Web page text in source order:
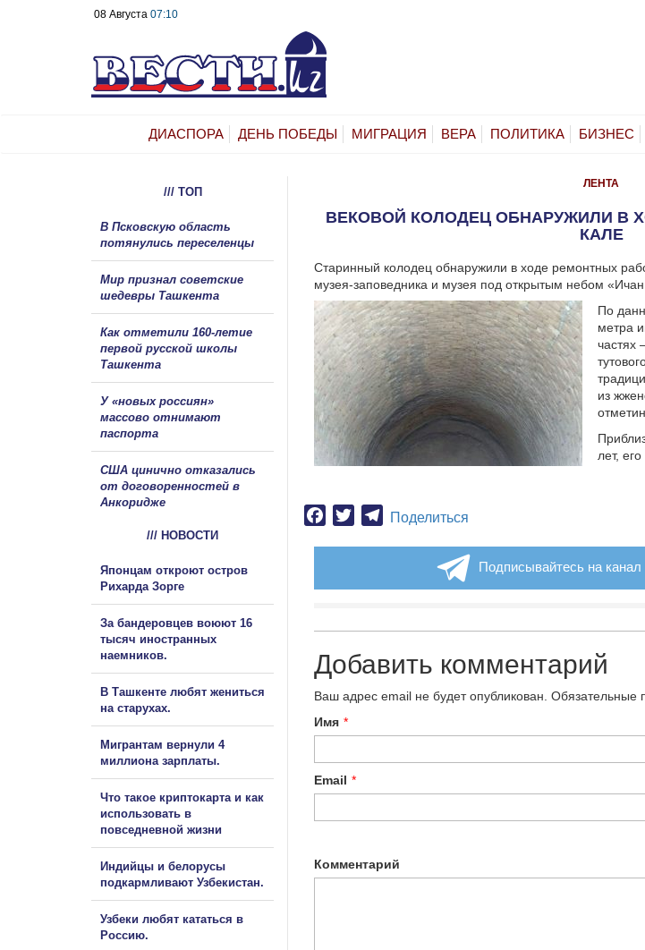
08 Августа 07:10
ДИАСПОРА ДЕНЬ ПОБЕДЫ МИГРАЦИЯ ВЕРА ПОЛИТИКА БИЗНЕС
ЛЕНТА
ВЕКОВОЙ КОЛОДЕЦ ОБНАРУЖИЛИ В
КАЛЕ
Старинный колодец обнаружили в ходе ремонтных
музея-заповедника и музея под открытым небом
По
метра
частях
из
лет,
Facebook
TwitterTelegram
Поделиться
Подписывайтесь на канал
Добавить комментарий
Ваш адрес email не будет опубликован. Обязательные
Имя *
Email *
Комментарий
/// ТОП
В Псковскую область
потянулись переселенцы
Мир признал советские
шедевры Ташкента
Как отметили 160-летие
первой русской школы
Ташкента
У «новых россиян»
массово отнимают
паспорта
США цинично отказались
от договоренностей в
Анкоридже
/// НОВОСТИ
Японцам откроют остров
Рихарда Зорге
За бандеровцев воюют 16
тысяч иностранных
наемников.
В Ташкенте любят жениться
на старухах.
Мигрантам вернули 4
миллиона зарплаты.
Что такое криптокарта и как
использовать в
повседневной жизни
Индийцы и белорусы
подкармливают Узбекистан.
Узбеки любят кататься в
Россию.